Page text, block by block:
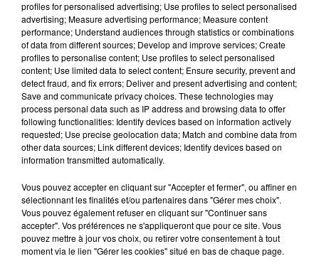
17 juillet 2026
HAUT-ANJOU. MOINS DE VISITEURS, MOINS D'ARGENT... VICTIME
DE LA...
profiles for personalised advertising; Use profiles to select personalised
advertising; Measure advertising performance; Measure content
performance; Understand audiences through statistics or combinations
of data from different sources; Develop and improve services; Create
profiles to personalise content; Use profiles to select personalised
content; Use limited data to select content; Ensure security, prevent and
detect fraud, and fix errors; Deliver and present advertising and content;
Save and communicate privacy choices. These technologies may
process personal data such as IP address and browsing data to offer
following functionalities: Identify devices based on information actively
requested; Use precise geolocation data; Match and combine data from
other data sources; Link different devices; Identify devices based on
information transmitted automatically.
Vous pouvez accepter en cliquant sur "Accepter et fermer", ou affiner en
sélectionnant les finalités et/ou partenaires dans "Gérer mes choix".
Vous pouvez également refuser en cliquant sur "Continuer sans
accepter". Vos préférences ne s'appliqueront que pour ce site. Vous
pouvez mettre à jour vos choix, ou retirer votre consentement à tout
moment via le lien "Gérer les cookies" situé en bas de chaque page.